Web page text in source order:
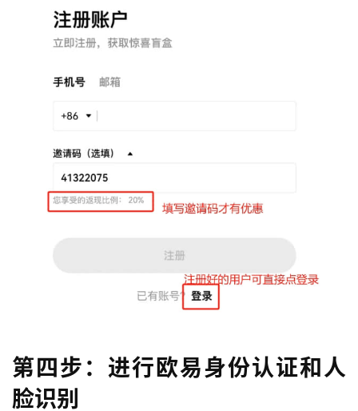
第四步：进行欧易身份认证和人
脸识别